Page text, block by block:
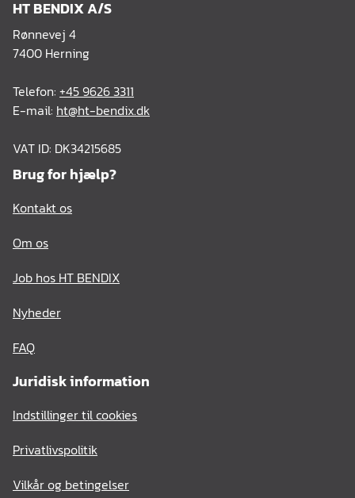
HT BENDIX A/S
Rønnevej 4
7400 Herning
Telefon: +45 9626 3311
E-mail: ht@ht-bendix.dk
VAT ID: DK34215685
Brug for hjælp?
Kontakt os
Om os
Job hos HT BENDIX
Nyheder
FAQ
Juridisk information
Indstillinger til cookies
Privatlivspolitik
Vilkår og betingelser